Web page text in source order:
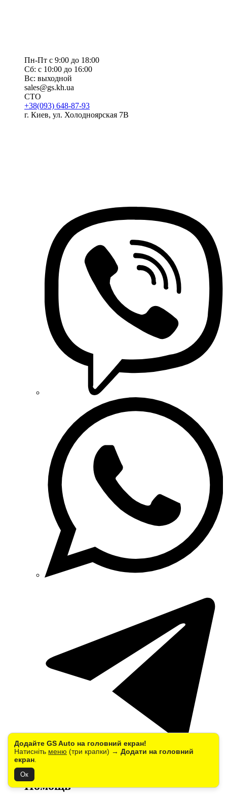
Додайте GS Auto на головний екран!
Натисніть меню (три крапки) → Додати на головний
екран
Ок
Пн-Пт с 9:00 до 18:00
Сб: с 10:00 до 16:00
Вс: выходной
sales@gs.kh.ua
СТО
+38(093) 648-87-93
г. Киев, ул. Холодноярская 7В
Компания
Помощь